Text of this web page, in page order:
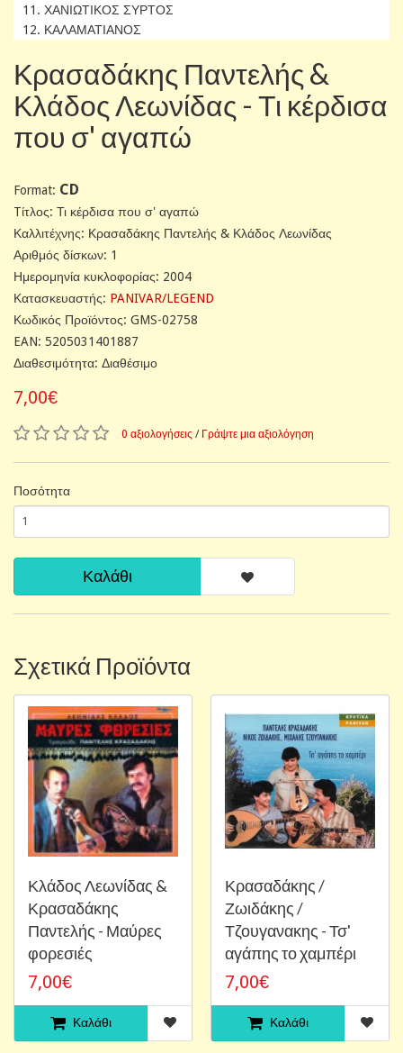
11. ΧΑΝΙΩΤΙΚΟΣ ΣΥΡΤΟΣ
12. ΚΑΛΑΜΑΤΙΑΝΟΣ
Κρασαδάκης Παντελής &
Κλάδος Λεωνίδας - Τι κέρδισα
που σ' αγαπώ
Format: CD
Tίτλος: Τι κέρδισα που σ' αγαπώ
Καλλιτέχνης: Κρασαδάκης Παντελής & Κλάδος Λεωνίδας
Αριθμός δίσκων: 1
Ημερομηνία κυκλοφορίας: 2004
Κατασκευαστής: PANIVAR/LEGEND
Κωδικός Προϊόντος: GMS-02758
EAN: 5205031401887
Διαθεσιμότητα: Διαθέσιμο
7,00€
0 αξιολογήσεις / Γράψτε μια αξιολόγηση
Ποσότητα
Καλάθι
Σχετικά Προϊόντα
Κλάδος Λεωνίδας &
Κρασαδάκης
Παντελής - Μαύρες
φορεσιές
7,00€
Καλάθι
Κρασαδάκης /
Ζωιδάκης /
Τζουγανακης - Τσ'
αγάπης το χαμπέρι
7,00€
Καλάθι